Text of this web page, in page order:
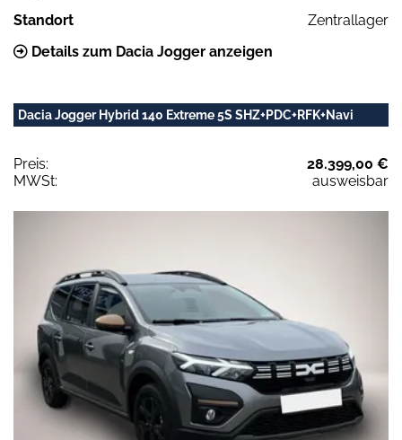
Standort
Zentrallager
Details zum Dacia Jogger anzeigen
Dacia Jogger Hybrid 140 Extreme 5S SHZ+PDC+RFK+Navi
Preis:
28.399,00 €
MWSt:
ausweisbar